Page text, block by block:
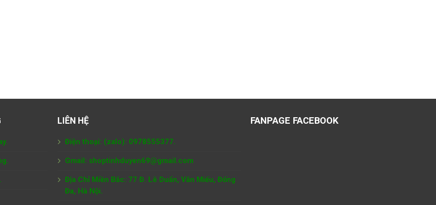
LIÊN HỆ
Điện thoại: (zalo): 0978555377.
Gmail: shoptinhduyen69@gmail.com
Địa Chỉ Miền Bắc: 77 Đ. Lê Duẩn, Văn Miếu, Đống
Đa, Hà Nội.
FANPAGE FACEBOOK